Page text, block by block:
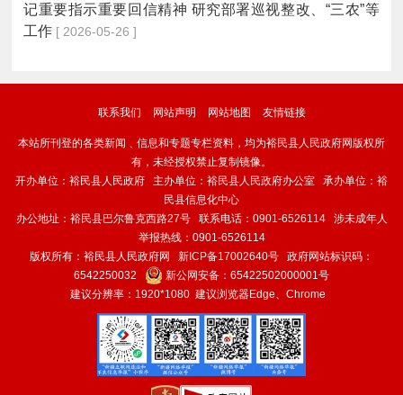
记重要指示重要回信精神 研究部署巡视整改、“三农”等
工作 [ 2026-05-26 ]
联系我们 网站声明 网站地图 友情链接
本站所刊登的各类新闻﹑信息和专题专栏资料，均为裕民县人民政府网版权所
有，未经授权禁止复制镜像。
开办单位：裕民县人民政府 主办单位：裕民县人民政府办公室 承办单位：裕
民县信息化中心
办公地址：裕民县巴尔鲁克西路27号 联系电话：0901-6526114 涉未成年人
举报热线：0901-6526114
版权所有：裕民县人民政府网 新ICP备17002640号 政府网站标识码：
6542250032
新公网安备： 65422502000001号
建议分辨率：1920*1080 建议浏览器Edge、Chrome